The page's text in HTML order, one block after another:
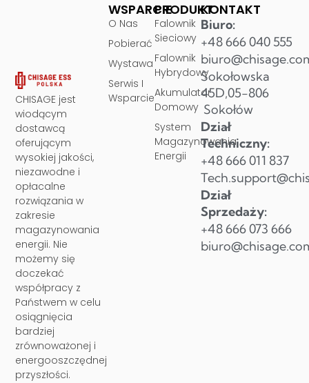
CHISAGE jest
wiodącym
dostawcą
oferującym
wysokiej jakości,
niezawodne i
opłacalne
rozwiązania w
zakresie
magazynowania
energii. Nie
możemy się
doczekać
współpracy z
Państwem w celu
osiągnięcia
bardziej
zrównoważonej i
energooszczędnej
przyszłości.
PRODUKT
Falownik
Sieciowy
Falownik
Hybrydowy
Akumulator
Domowy
System
Magazynowania
Energii
WSPARCIE
O Nas
Pobierać
Wystawa
Serwis I
Wsparcie
KONTAKT
Biuro:
+48 666 040 555
Sokołowska
45D,05-806
Sokołów
Dział
Techniczny:
+48 666 011 837
Dział
Sprzedaży:
+48 666 073 666